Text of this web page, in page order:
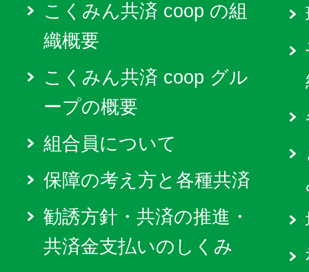
こくみん共済 coop の組
織概要
こくみん共済 coop グル
ープの概要
組合員について
保障の考え方と各種共済
勧誘方針・共済の推進・
共済金支払いのしくみ